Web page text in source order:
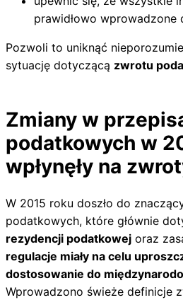
prawidłowo wprowadzone
Pozwoli to uniknąć
sytuację dotyczącą zwrotu
Zmiany w
podatkowych w
wpłynęły na
W 2015 roku doszło do
podatkowych, które głównie
rezydencji podatkowej oraz
regulacje miały na celu
dostosowanie do
Wprowadzono świeże definicje